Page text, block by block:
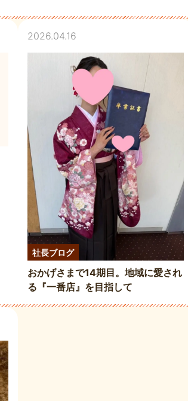
2026.04.16
社長ブログ
おかげさまで14期目。地域に愛され
る『一番店』を目指して